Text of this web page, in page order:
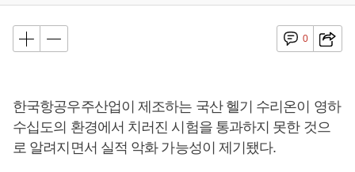
0
한국항공우주산업이 제조하는 국산 헬기 수리온이 영하
수십도의 환경에서 치러진 시험을 통과하지 못한 것으
로 알려지면서 실적 악화 가능성이 제기됐다.